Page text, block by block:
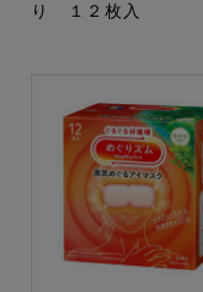
り １２枚入